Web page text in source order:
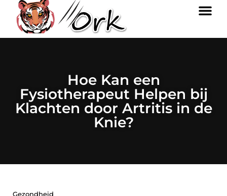
Hoe Kan een
Fysiotherapeut Helpen bij
Klachten door Artritis in de
Knie?
Gezondheid